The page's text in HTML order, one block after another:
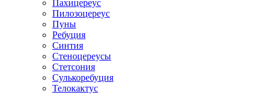
Пахицереус
Пилозоцереус
Пуны
Ребуция
Синтия
Стеноцереусы
Стетсония
Сулькоребуция
Телокактус